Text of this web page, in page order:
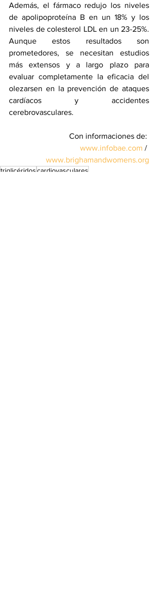
Además, el fármaco redujo los niveles
de apolipoproteína B en un 18% y los
niveles de colesterol LDL en un 23-25%.
Aunque estos resultados son
prometedores, se necesitan estudios
más extensos y a largo plazo para
evaluar completamente la eficacia del
olezarsen en la prevención de ataques
cardíacos y accidentes
cerebrovasculares.
Con informaciones de:
www.infobae.com /
www.brighamandwomens.org
triglicéridoscardiovasculares